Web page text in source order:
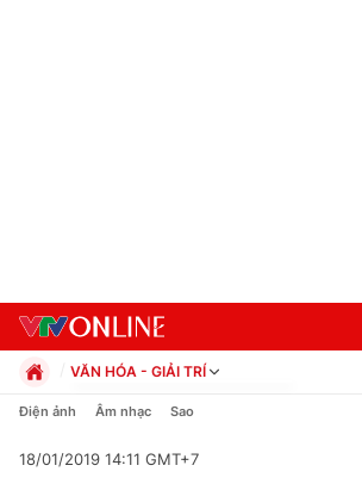
VĂN HÓA - GIẢI TRÍ
Chính trị
Pháp luật
Điện ảnh Âm nhạc Sao
18/01/2019 14:11 GMT+7